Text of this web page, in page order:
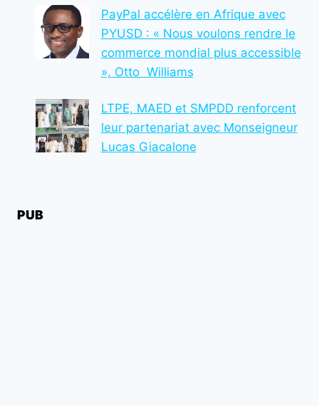
PayPal accélère en Afrique avec
PYUSD : « Nous voulons rendre le
commerce mondial plus accessible
», Otto Williams
LTPE, MAED et SMPDD renforcent
leur partenariat avec Monseigneur
Lucas Giacalone
PUB